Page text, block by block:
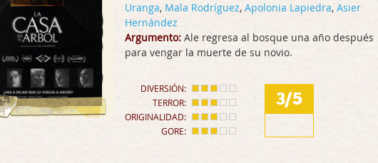
Uranga, Mala Rodríguez, Apolonia Lapiedra, Asier
Hernández
Argumento: Ale regresa al bosque una año después
para vengar la muerte de su novio.
DIVERSIÓN:
TERROR:
ORIGINALIDAD:
GORE:
3/5